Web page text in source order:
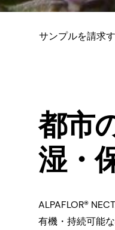
サンプルを請求
都市
湿・
ALPAFLOR®
有機・持続可能